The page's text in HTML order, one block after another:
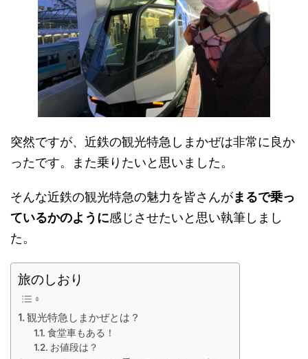
突然ですが、近鉄の観光特急しまかぜは非常に良か
ったです。また乗りたいと思いました。
そんな近鉄の観光特急の魅力を皆さんがまるで乗っ
ているかのように感じさせたいと思い執筆しまし
た。
旅のしおり
観光特急しまかぜとは？
食堂車もある！
お値段は？